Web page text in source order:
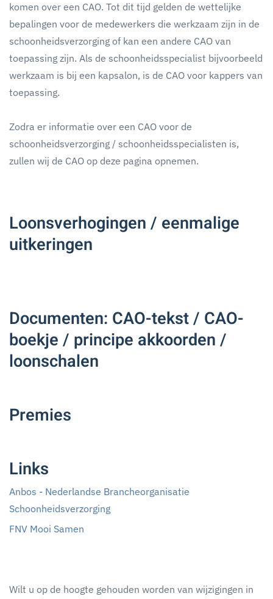
komen over een CAO. Tot dit tijd gelden de wettelijke
bepalingen voor de medewerkers die werkzaam zijn in de
schoonheidsverzorging of kan een andere CAO van
toepassing zijn. Als de schoonheidsspecialist bijvoorbeeld
werkzaam is bij een kapsalon, is de CAO voor kappers van
toepassing.
Zodra er informatie over een CAO voor de
schoonheidsverzorging / schoonheidsspecialisten is,
zullen wij de CAO op deze pagina opnemen.
Loonsverhogingen / eenmalige
uitkeringen
Documenten: CAO-tekst / CAO-
boekje / principe akkoorden /
loonschalen
Premies
Links
Anbos - Nederlandse Brancheorganisatie
Schoonheidsverzorging
FNV Mooi Samen
Wilt u op de hoogte gehouden worden van wijzigingen in